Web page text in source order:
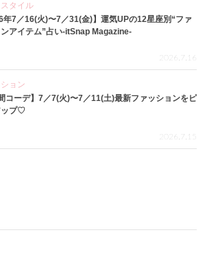
タイル
年7／16(火)〜7／31(金)】運気UPの12星座別“ファ
ンアイテム”占い-itSnap Magazine-
2026.7.16
ョン
コーデ】7／7(火)〜7／11(土)最新ファッションをピ
ップ♡
2026.7.15